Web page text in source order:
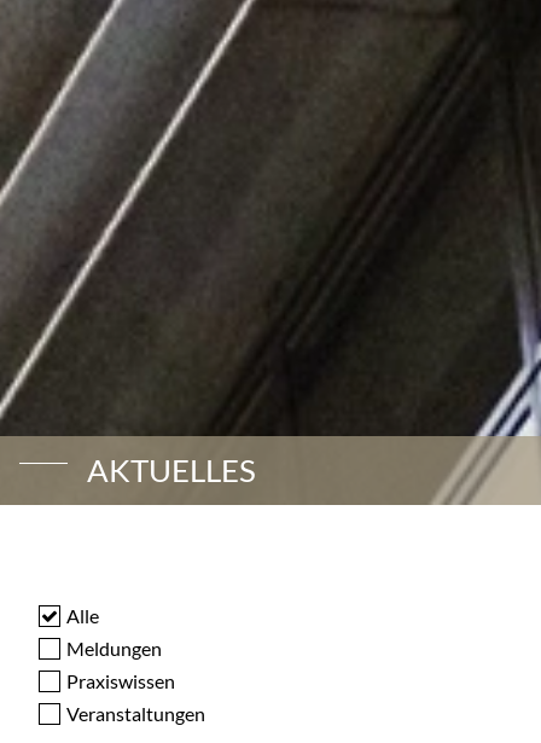
AKTUELLES
Alle
Meldungen
Praxiswissen
Veranstaltungen